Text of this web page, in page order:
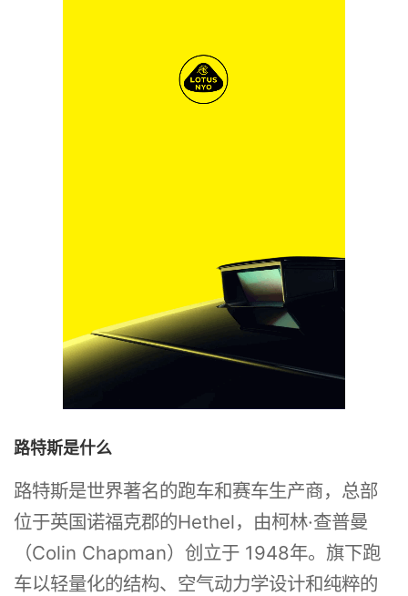
路特斯是什么
路特斯是世界著名的跑车和赛车生产商，总部
位于英国诺福克郡的Hethel，由柯林·查普曼
（Colin Chapman）创立于 1948年。旗下跑
车以轻量化的结构、空气动力学设计和纯粹的